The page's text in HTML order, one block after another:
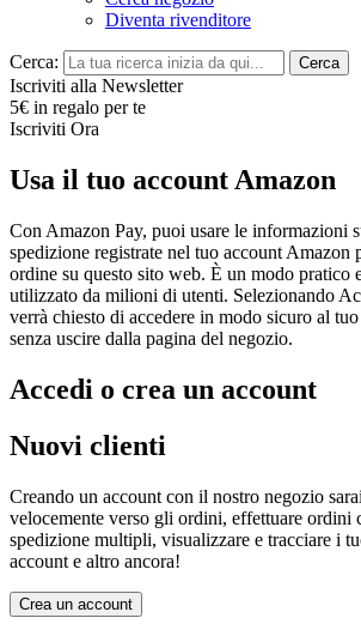
Diventa rivenditore
Cerca: Cerca
Iscriviti alla Newsletter
5€ in regalo per te
Iscriviti Ora
Usa il tuo account Amazon
Con Amazon Pay, puoi usare le informazioni
spedizione registrate nel tuo account Amazon
ordine su questo sito web. È un modo pratico
utilizzato da milioni di utenti. Selezionando
verrà chiesto di accedere in modo sicuro al
senza uscire dalla pagina del negozio.
Accedi o crea un account
Nuovi clienti
Creando un account con il nostro negozio
velocemente verso gli ordini, effettuare ordini
spedizione multipli, visualizzare e tracciare i
account e altro ancora!
Crea un account